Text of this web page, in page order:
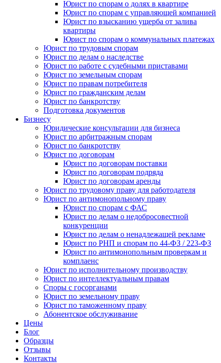
Юрист по спорам о долях в квартире
Юрист по спорам с управляющей компанией
Юрист по взысканию ущерба от залива
квартиры
Юрист по спорам о коммунальных платежах
Юрист по трудовым спорам
Юрист по делам о наследстве
Юрист по работе с судебными приставами
Юрист по земельным спорам
Юрист по правам потребителя
Юрист по гражданским делам
Юрист по банкротству
Подготовка документов
Бизнесу
Юридические консультации для бизнеса
Юрист по арбитражным спорам
Юрист по банкротству
Юрист по договорам
Юрист по договорам поставки
Юрист по договорам подряда
Юрист по договорам аренды
Юрист по трудовому праву для работодателя
Юрист по антимонопольному праву
Юрист по спорам с ФАС
Юрист по делам о недобросовестной
конкуренции
Юрист по делам о ненадлежащей рекламе
Юрист по РНП и спорам по 44-ФЗ / 223-ФЗ
Юрист по антимонопольным проверкам и
комплаенс
Юрист по исполнительному производству
Юрист по интеллектуальным правам
Споры с госорганами
Юрист по земельному праву
Юрист по таможенному праву
Абонентское обслуживание
Цены
Блог
Образцы
Отзывы
Контакты